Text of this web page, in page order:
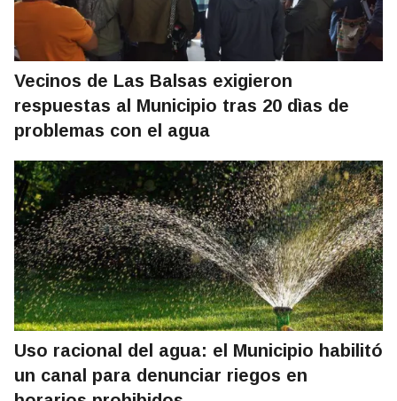
Vecinos de Las Balsas exigieron
respuestas al Municipio tras 20 dìas de
problemas con el agua
Uso racional del agua: el Municipio habilitó
un canal para denunciar riegos en